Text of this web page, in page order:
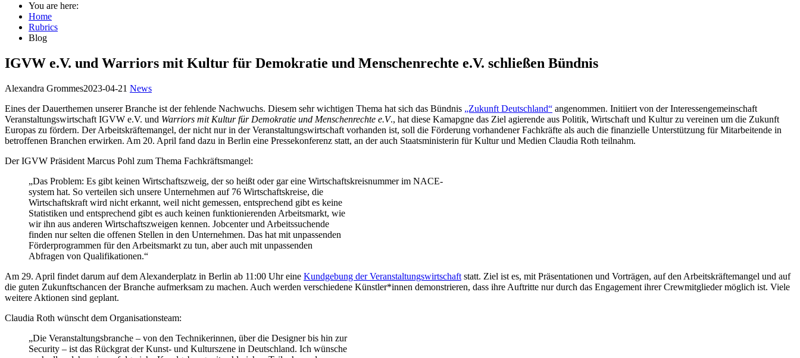
You are here:
Home
Rubrics
Blog
IGVW e.V. und Warriors mit Kultur für Demokratie und Menschenrechte e.V. schließen Bündnis
Alexandra Grommes2023-04-21 News
Eines der Dauerthemen unserer Branche ist der fehlende Nachwuchs. Diesem sehr wichtigen Thema hat sich das Bündnis „Zukunft Deutschland“ angenommen. Initiiert von der Interessengemeinschaft
Veranstaltungswirtschaft IGVW e.V. und Warriors mit Kultur für Demokratie und Menschenrechte e.V., hat diese Kamapgne das Ziel agierende aus Politik, Wirtschaft und Kultur zu vereinen um die Zukunft
Europas zu fördern. Der Arbeitskräftemangel, der nicht nur in der Veranstaltungswirtschaft vorhanden ist, soll die Förderung vorhandener Fachkräfte als auch die finanzielle Unterstützung für Mitarbeitende in
betroffenen Branchen erwirken. Am 20. April fand dazu in Berlin eine Pressekonferenz statt, an der auch Staatsministerin für Kultur und Medien Claudia Roth teilnahm.
Der IGVW Präsident Marcus Pohl zum Thema Fachkräftsmangel:
„Das Problem: Es gibt keinen Wirtschaftszweig, der so heißt oder gar eine Wirtschaftskreisnummer im NACE-
system hat. So verteilen sich unsere Unternehmen auf 76 Wirtschaftskreise, die
Wirtschaftskraft wird nicht erkannt, weil nicht gemessen, entsprechend gibt es keine
Statistiken und entsprechend gibt es auch keinen funktionierenden Arbeitsmarkt, wie
wir ihn aus anderen Wirtschaftszweigen kennen. Jobcenter und Arbeitssuchende
finden nur selten die offenen Stellen in den Unternehmen. Das hat mit unpassenden
Förderprogrammen für den Arbeitsmarkt zu tun, aber auch mit unpassenden
Abfragen von Qualifikationen.“
Am 29. April findet darum auf dem Alexanderplatz in Berlin ab 11:00 Uhr eine Kundgebung der Veranstaltungswirtschaft statt. Ziel ist es, mit Präsentationen und Vorträgen, auf den Arbeitskräftemangel und auf
die guten Zukunftschancen der Branche aufmerksam zu machen. Auch werden verschiedene Künstler*innen demonstrieren, dass ihre Auftritte nur durch das Engagement ihrer Crewmitglieder möglich ist. Viele
weitere Aktionen sind geplant.
Claudia Roth wünscht dem Organisationsteam:
„Die Veranstaltungsbranche – von den Technikerinnen, über die Designer bis hin zur
Security – ist das Rückgrat der Kunst- und Kulturszene in Deutschland. Ich wünsche